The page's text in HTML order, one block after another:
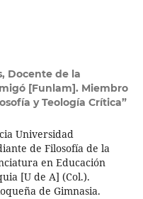
Docente de la
[Funlam]. Miembro
y Teología Crítica”
Universidad
de Filosofía de la
en Educación
[U de A] (Col.).
de Gimnasia.